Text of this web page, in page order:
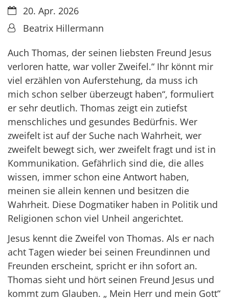
Datum:20. Apr. 2026
Von:Beatrix Hillermann
Auch Thomas, der seinen liebsten Freund Jesus
verloren hatte, war voller Zweifel.“ Ihr könnt mir
viel erzählen von Auferstehung, da muss ich
mich schon selber überzeugt haben“, formuliert
er sehr deutlich. Thomas zeigt ein zutiefst
menschliches und gesundes Bedürfnis. Wer
zweifelt ist auf der Suche nach Wahrheit, wer
zweifelt bewegt sich, wer zweifelt fragt und ist in
Kommunikation. Gefährlich sind die, die alles
wissen, immer schon eine Antwort haben,
meinen sie allein kennen und besitzen die
Wahrheit. Diese Dogmatiker haben in Politik und
Religionen schon viel Unheil angerichtet.
Jesus kennt die Zweifel von Thomas. Als er nach
acht Tagen wieder bei seinen Freundinnen und
Freunden erscheint, spricht er ihn sofort an.
Thomas sieht und hört seinen Freund Jesus und
kommt zum Glauben. „ Mein Herr und mein Gott“